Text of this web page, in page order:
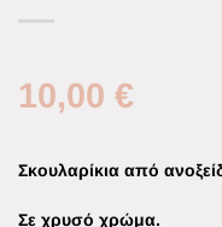
10,00 €
Σκουλαρίκια από
Σε χρυσό χρώμα.